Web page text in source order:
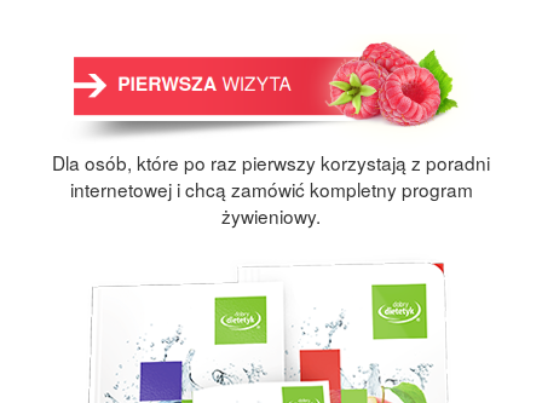
Dla osób, które po raz pierwszy korzystają z poradni
internetowej i chcą zamówić kompletny program
żywieniowy.